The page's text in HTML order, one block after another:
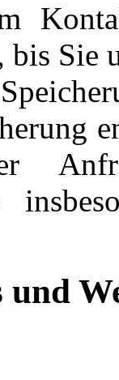
bis Sie
und